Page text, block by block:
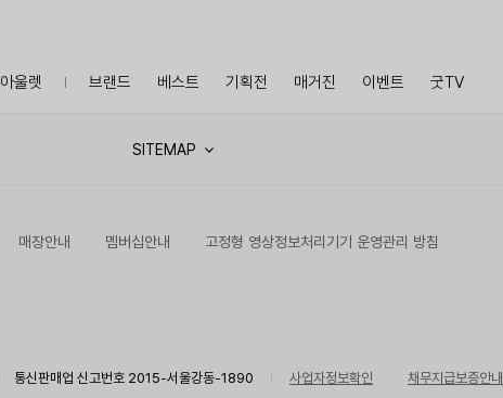
아울렛 브랜드 베스트 기획전 매거진 이벤트 굿TV
SITEMAP
매장안내 멤버십안내 고정형 영상정보처리기기 운영관리 방침
통신판매업 신고번호 2015-서울강동-1890 사업자정보확인
채무지급보증안내